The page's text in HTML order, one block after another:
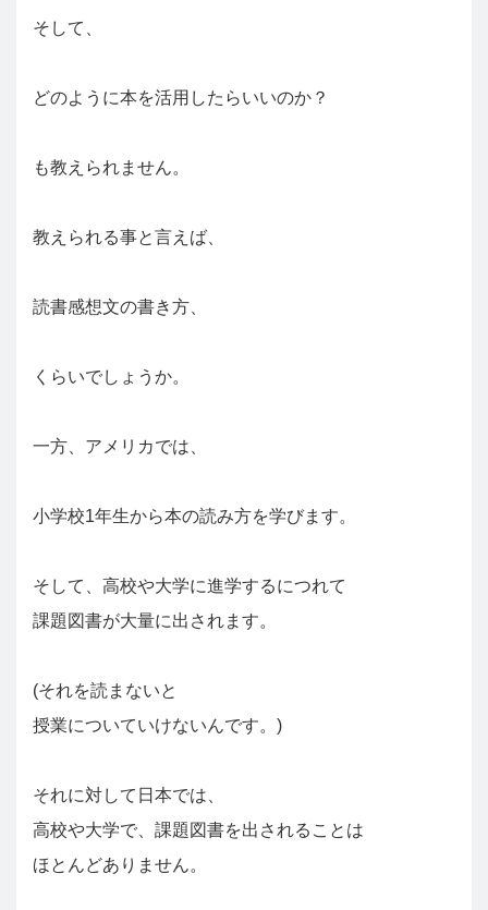
そして、
どのように本を活用したらいいのか？
も教えられません。
教えられる事と言えば、
読書感想文の書き方、
くらいでしょうか。
一方、アメリカでは、
小学校1年生から本の読み方を学びます。
そして、高校や大学に進学するにつれて
課題図書が大量に出されます。
(それを読まないと
授業についていけないんです。)
それに対して日本では、
高校や大学で、課題図書を出されることは
ほとんどありません。